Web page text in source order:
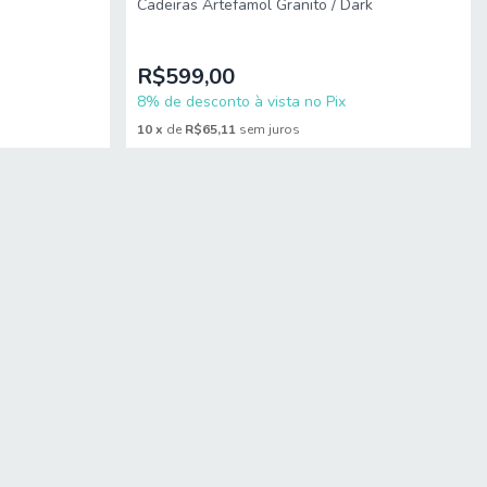
sustentação para o uso diário.
Cadeiras Artefamol Granito / Dark
R$599,00
8% de desconto à vista no Pix
10 x de R$65,11 sem juros